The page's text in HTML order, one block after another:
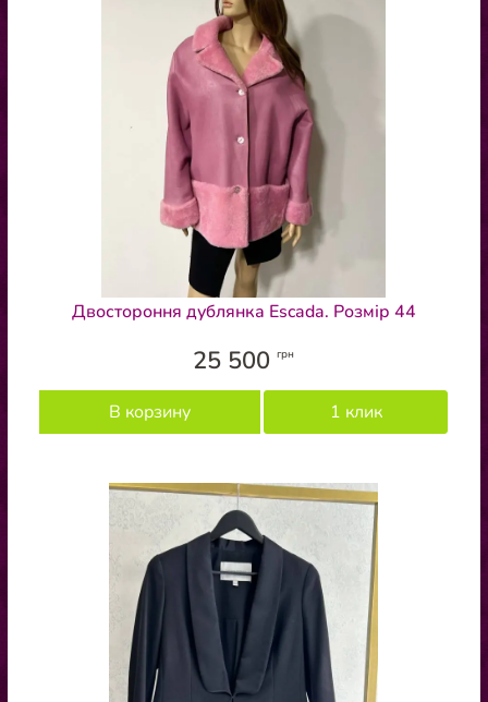
Двостороння дублянка Escada. Розмір 44
25 500 грн
В корзину 1 клик